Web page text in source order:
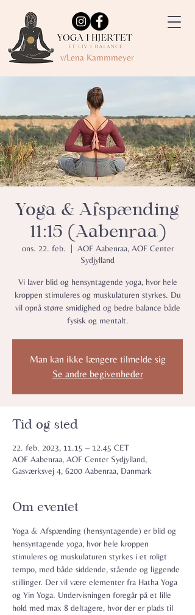
v/Lena Kammmeyer
Yoga & Afspænding
11:15 (Aabenraa)
ons. 22. feb.
AOF Aabenraa, AOF Center
Sydjylland
Vi laver blid og hensyntagende yoga, hvor hele
kroppen stimuleres og muskulaturen styrkes. Du
vil opnå større smidighed og bedre balance både
fysisk og mentalt.
Man kan ikke længere tilmelde sig
Se andre begivenheder
Tid og sted
22. feb. 2023, 11.15 – 12.45 CET
AOF Aabenraa, AOF Center Sydjylland,
Gasværksvej 4, 6200 Aabenraa, Danmark
Om eventet
Yoga & Afspænding (hensyntagende) er blid og
hensyntagende yoga, hvor hele kroppen
stimuleres og muskulaturen styrkes i et roligt
tempo, med både siddende, stående og liggende
stillinger. Der vil være elementer fra Hatha Yoga
og Yin Yoga. Undervisningen foregår på et lille
hold med max 8 deltagere, hvor der er plads til